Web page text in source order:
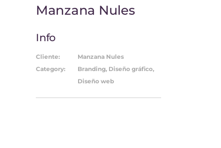
Manzana Nules
Info
Cliente:
Manzana Nules
Category:
Branding, Diseño gráfico,
Diseño web